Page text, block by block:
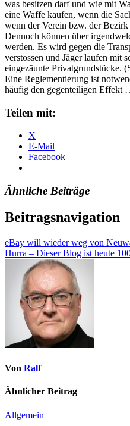
was besitzen darf und wie mit
eine Waffe kaufen, wenn die
wenn der Verein bzw. der
Dennoch können über
werden. Es wird gegen die
verstossen und Jäger laufen mit
eingezäunte Privatgrundstücke.
Eine Reglementierung ist
häufig den gegenteiligen Effekt
Teilen mit:
X
E-Mail
Facebook
Ähnliche Beiträge
Beitragsnavigation
eBay will wieder weg von
Hurra – Dieser Blog ist heute
Von Ralf
Ähnlicher Beitrag
Allgemein